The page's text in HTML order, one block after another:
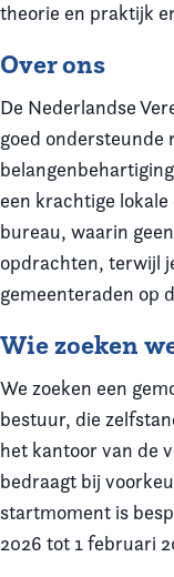
theorie en praktijk
Over ons
De Nederlandse
goed ondersteunde
een krachtige
bureau, waarin
opdrachten, terwijl
gemeenteraden op
Wie zoeken
We zoeken een
bestuur, die
het kantoor van de
bedraagt bij
startmoment is
2026 tot 1 februari